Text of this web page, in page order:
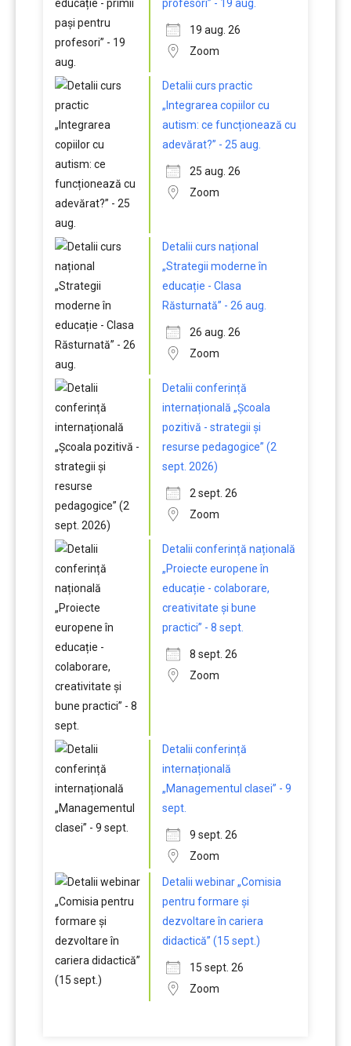
profesori” - 19 aug.
19 aug. 26
Zoom
Detalii curs practic
„Integrarea copiilor cu
autism: ce funcționează cu
adevărat?” - 25 aug.
25 aug. 26
Zoom
Detalii curs național
„Strategii moderne în
educație - Clasa
Răsturnată” - 26 aug.
26 aug. 26
Zoom
Detalii conferință
internațională „Școala
pozitivă - strategii și
resurse pedagogice” (2
sept. 2026)
2 sept. 26
Zoom
Detalii conferință națională
„Proiecte europene în
educație - colaborare,
creativitate și bune
practici” - 8 sept.
8 sept. 26
Zoom
Detalii conferință
internațională
„Managementul clasei” - 9
sept.
9 sept. 26
Zoom
Detalii webinar „Comisia
pentru formare și
dezvoltare în cariera
didactică” (15 sept.)
15 sept. 26
Zoom